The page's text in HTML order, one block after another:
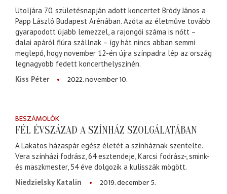
Utoljára 70. születésnapján adott koncertet Bródy János a
Papp László Budapest Arénában. Azóta az életműve tovább
gyarapodott újabb lemezzel, a rajongói száma is nőtt –
dalai apáról fiúra szállnak – így hát nincs abban semmi
meglepő, hogy november 12-én újra színpadra lép az ország
legnagyobb fedett koncerthelyszínén.
Kiss Péter
2022. november 10.
BESZÁMOLÓK
FÉL ÉVSZÁZAD A SZÍNHÁZ SZOLGÁLATÁBAN
A Lakatos házaspár egész életét a színháznak szentelte.
Vera színházi fodrász, 64 esztendeje, Karcsi fodrász-, smink-
és maszkmester, 54 éve dolgozik a kulisszák mögött.
Niedzielsky Katalin
2019. december 5.